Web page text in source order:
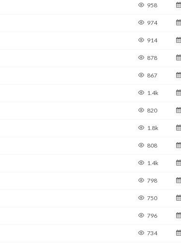
958
974
914
878
867
1.4k
820
1.8k
808
1.4k
798
750
796
734